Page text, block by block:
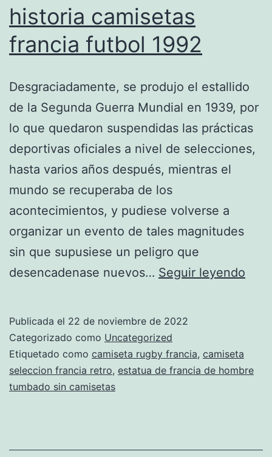
historia camisetas
francia futbol 1992
Desgraciadamente, se produjo el estallido
de la Segunda Guerra Mundial en 1939, por
lo que quedaron suspendidas las prácticas
deportivas oficiales a nivel de selecciones,
hasta varios años después, mientras el
mundo se recuperaba de los
acontecimientos, y pudiese volverse a
organizar un evento de tales magnitudes
sin que supusiese un peligro que
desencadenase nuevos… Seguir leyendo
Publicada el 22 de noviembre de 2022
Categorizado como Uncategorized
Etiquetado como camiseta rugby francia, camiseta
seleccion francia retro, estatua de francia de hombre
tumbado sin camisetas